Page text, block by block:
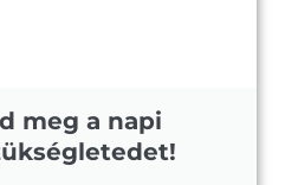
meg a napi